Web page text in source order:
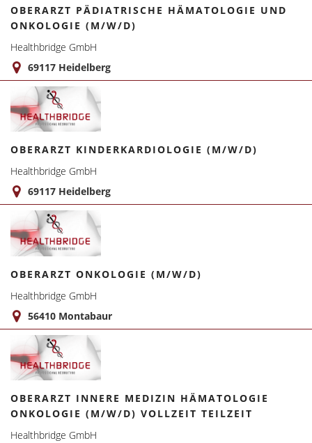
OBERARZT PÄDIATRISCHE HÄMATOLOGIE UND
ONKOLOGIE (M/W/D)
Healthbridge GmbH
69117 Heidelberg
OBERARZT KINDERKARDIOLOGIE (M/W/D)
Healthbridge GmbH
69117 Heidelberg
OBERARZT ONKOLOGIE (M/W/D)
Healthbridge GmbH
56410 Montabaur
OBERARZT INNERE MEDIZIN HÄMATOLOGIE
ONKOLOGIE (M/W/D) VOLLZEIT TEILZEIT
Healthbridge GmbH